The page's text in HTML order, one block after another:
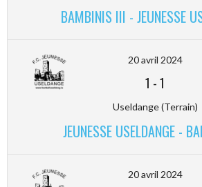
BAMBINIS III - JEUNESSE
20 avril 2024
1 -1
Useldange (Terrain)
JEUNESSE USELDANGE -
20 avril 2024